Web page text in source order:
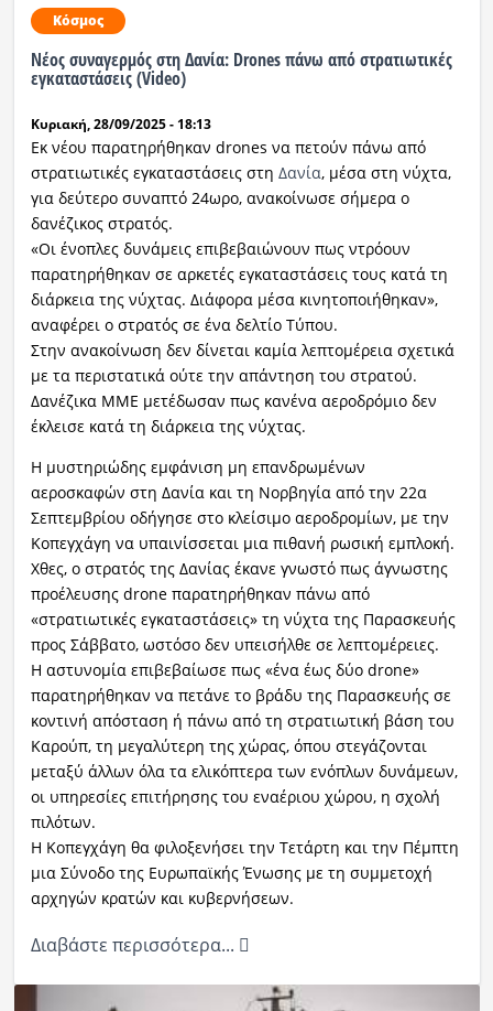
Κόσμος
Νέος συναγερμός στη Δανία: Drones πάνω από στρατιωτικές
εγκαταστάσεις (Video)
Κυριακή, 28/09/2025 - 18:13
Εκ νέου παρατηρήθηκαν drones να πετούν πάνω από
στρατιωτικές εγκαταστάσεις στη Δανία, μέσα στη νύχτα,
για δεύτερο συναπτό 24ωρο, ανακοίνωσε σήμερα ο
δανέζικος στρατός.
«Οι ένοπλες δυνάμεις επιβεβαιώνουν πως ντρόουν
παρατηρήθηκαν σε αρκετές εγκαταστάσεις τους κατά τη
διάρκεια της νύχτας. Διάφορα μέσα κινητοποιήθηκαν»,
αναφέρει ο στρατός σε ένα δελτίο Τύπου.
Στην ανακοίνωση δεν δίνεται καμία λεπτομέρεια σχετικά
με τα περιστατικά ούτε την απάντηση του στρατού.
Δανέζικα ΜΜΕ μετέδωσαν πως κανένα αεροδρόμιο δεν
έκλεισε κατά τη διάρκεια της νύχτας.
Η μυστηριώδης εμφάνιση μη επανδρωμένων
αεροσκαφών στη Δανία και τη Νορβηγία από την 22α
Σεπτεμβρίου οδήγησε στο κλείσιμο αεροδρομίων, με την
Κοπεγχάγη να υπαινίσσεται μια πιθανή ρωσική εμπλοκή.
Χθες, ο στρατός της Δανίας έκανε γνωστό πως άγνωστης
προέλευσης drone παρατηρήθηκαν πάνω από
«στρατιωτικές εγκαταστάσεις» τη νύχτα της Παρασκευής
προς Σάββατο, ωστόσο δεν υπεισήλθε σε λεπτομέρειες.
Η αστυνομία επιβεβαίωσε πως «ένα έως δύο drone»
παρατηρήθηκαν να πετάνε το βράδυ της Παρασκευής σε
κοντινή απόσταση ή πάνω από τη στρατιωτική βάση του
Καρούπ, τη μεγαλύτερη της χώρας, όπου στεγάζονται
μεταξύ άλλων όλα τα ελικόπτερα των ενόπλων δυνάμεων,
οι υπηρεσίες επιτήρησης του εναέριου χώρου, η σχολή
πιλότων.
Η Κοπεγχάγη θα φιλοξενήσει την Τετάρτη και την Πέμπτη
μια Σύνοδο της Ευρωπαϊκής Ένωσης με τη συμμετοχή
αρχηγών κρατών και κυβερνήσεων.
Διαβάστε περισσότερα...